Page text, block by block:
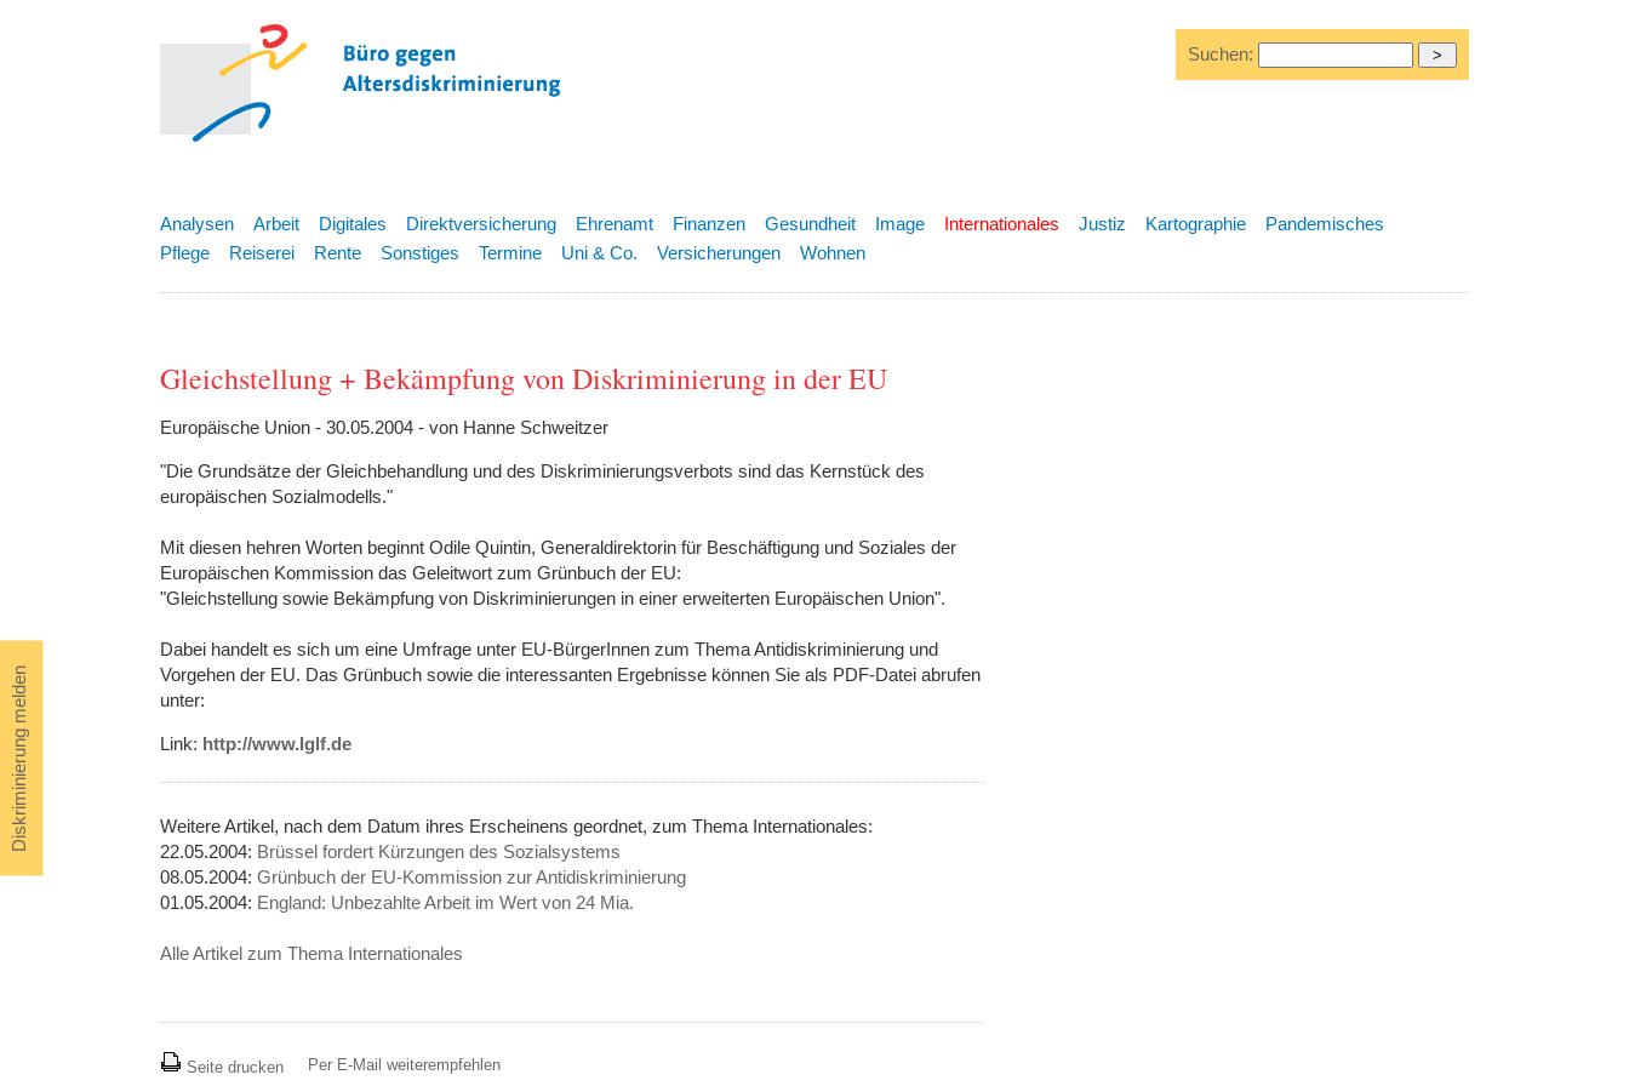
Diskriminierung melden
Suchen:
Analysen Arbeit Digitales Direktversicherung Ehrenamt Finanzen Gesundheit Image Internationales Justiz Kartographie
Pandemisches
Pflege
Reiserei Rente Sonstiges Termine Uni & Co. Versicherungen Wohnen
Gleichstellung + Bekämpfung von Diskriminierung in der EU
Europäische Union - 30.05.2004 - von Hanne Schweitzer
"Die Grundsätze der Gleichbehandlung und des Diskriminierungsverbots sind das Kernstück des
europäischen Sozialmodells."
Mit diesen hehren Worten beginnt Odile Quintin, Generaldirektorin für Beschäftigung und Soziales der
Europäischen Kommission das Geleitwort zum Grünbuch der EU:
"Gleichstellung sowie Bekämpfung von Diskriminierungen in einer erweiterten Europäischen Union".
Dabei handelt es sich um eine Umfrage unter EU-BürgerInnen zum Thema Antidiskriminierung und
Vorgehen der EU. Das Grünbuch sowie die interessanten Ergebnisse können Sie als PDF-Datei abrufen
unter:
Link: http://www.lglf.de
Weitere Artikel, nach dem Datum ihres Erscheinens geordnet, zum Thema Internationales:
22.05.2004: Brüssel fordert Kürzungen des Sozialsystems
08.05.2004: Grünbuch der EU-Kommission zur Antidiskriminierung
01.05.2004: England: Unbezahlte Arbeit im Wert von 24 Mia.
Alle Artikel zum Thema Internationales
Seite drucken Per E-Mail weiterempfehlen